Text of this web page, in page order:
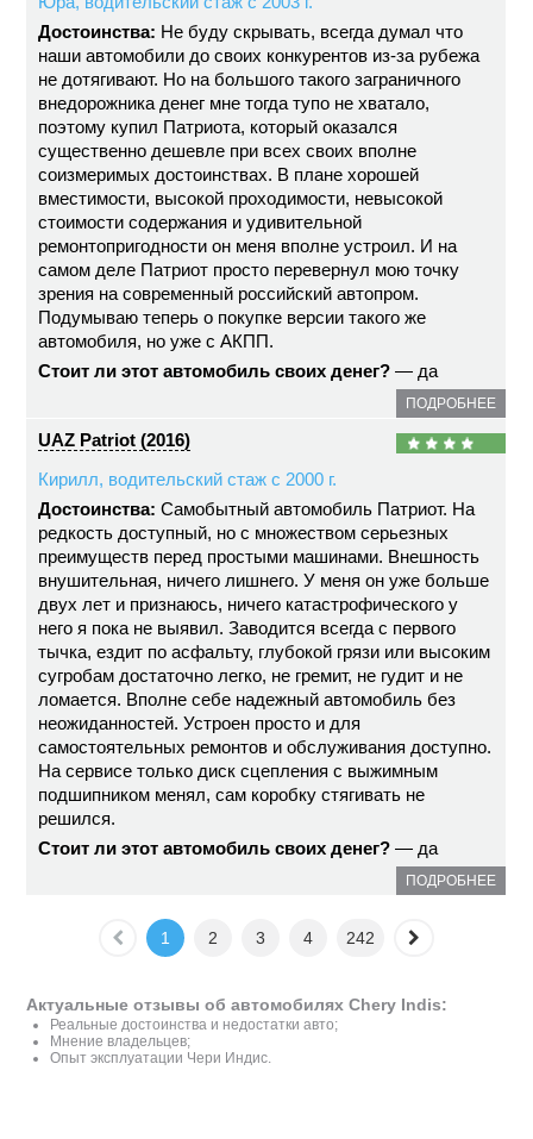
Достоинства: Не буду скрывать, всегда думал что
наши автомобили до своих конкурентов из-за рубежа
не дотягивают. Но на большого такого заграничного
внедорожника денег мне тогда тупо не хватало,
поэтому купил Патриота, который оказался
существенно дешевле при всех своих вполне
соизмеримых достоинствах. В плане хорошей
вместимости, высокой проходимости, невысокой
стоимости содержания и удивительной
ремонтопригодности он меня вполне устроил. И на
самом деле Патриот просто перевернул мою точку
зрения на современный российский автопром.
Подумываю теперь о покупке версии такого же
автомобиля, но уже с АКПП.
Стоит ли этот автомобиль своих денег? — да
ПОДРОБНЕЕ
UAZ Patriot (2016)
Кирилл, водительский стаж с 2000 г.
Достоинства: Самобытный автомобиль Патриот. На
редкость доступный, но с множеством серьезных
преимуществ перед простыми машинами. Внешность
внушительная, ничего лишнего. У меня он уже больше
двух лет и признаюсь, ничего катастрофического у
него я пока не выявил. Заводится всегда с первого
тычка, ездит по асфальту, глубокой грязи или высоким
сугробам достаточно легко, не гремит, не гудит и не
ломается. Вполне себе надежный автомобиль без
неожиданностей. Устроен просто и для
самостоятельных ремонтов и обслуживания доступно.
На сервисе только диск сцепления с выжимным
подшипником менял, сам коробку стягивать не
решился.
Стоит ли этот автомобиль своих денег? — да
ПОДРОБНЕЕ
1 2 3 4 242
Актуальные отзывы об автомобилях Chery Indis:
Реальные достоинства и недостатки авто;
Мнение владельцев;
Опыт эксплуатации Чери Индис.